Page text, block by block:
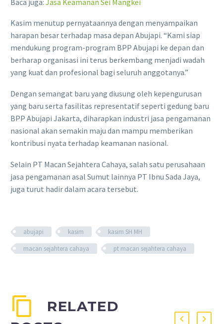
Kasim menutup pernyataannya dengan menyampaikan
harapan besar terhadap masa depan Abujapi. “Kami siap
mendukung program-program BPP Abujapi ke depan dan
berharap organisasi ini terus berkembang menjadi wadah
yang kuat dan profesional bagi seluruh anggotanya.”
Dengan semangat baru yang diusung oleh kepengurusan
yang baru serta fasilitas representatif seperti gedung baru
BPP Abujapi Jakarta, diharapkan industri jasa pengamanan
nasional akan semakin maju dan mampu memberikan
kontribusi nyata terhadap keamanan nasional.
Selain PT Macan Sejahtera Cahaya, salah satu perusahaan
jasa pengamanan asal Sumut lainnya PT Ibnu Sada Jaya,
juga turut hadir dalam acara tersebut.
abujapi kasim
kasim SH MH
macan sejahtera cahaya
pt macan sejahtera cahaya
RELATED